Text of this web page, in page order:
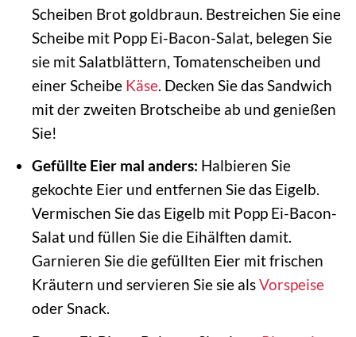
Scheiben Brot goldbraun. Bestreichen Sie eine
Scheibe mit Popp Ei-Bacon-Salat, belegen Sie
sie mit Salatblättern, Tomatenscheiben und
einer Scheibe Käse. Decken Sie das Sandwich
mit der zweiten Brotscheibe ab und genießen
Sie!
Gefüllte Eier mal anders: Halbieren Sie
gekochte Eier und entfernen Sie das Eigelb.
Vermischen Sie das Eigelb mit Popp Ei-Bacon-
Salat und füllen Sie die Eihälften damit.
Garnieren Sie die gefüllten Eier mit frischen
Kräutern und servieren Sie sie alsVorspeise
oder Snack.